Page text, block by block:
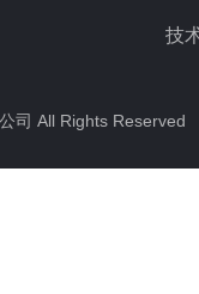
技
司 All Rights